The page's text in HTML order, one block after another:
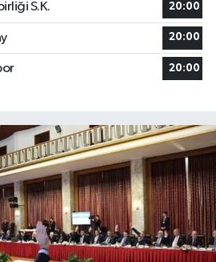
S.K. 20:00
20:00
20:00